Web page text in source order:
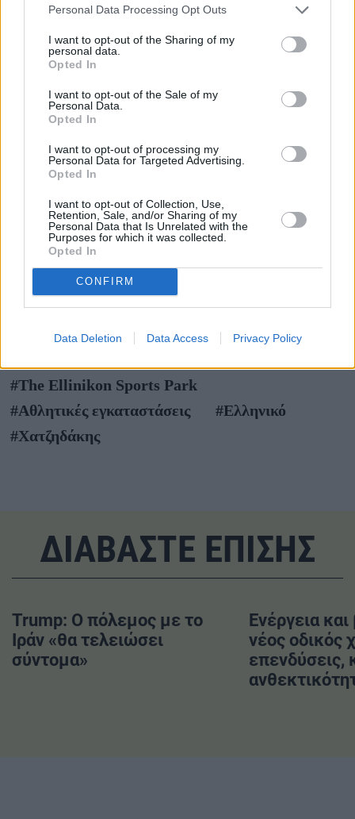
Personal Data Processing Opt Outs
I want to opt-out of the Sharing of my
personal data.
Opted In
I want to opt-out of the Sale of my
Personal Data.
Opted In
I want to opt-out of processing my
Personal Data for Targeted Advertising.
Opted In
I want to opt-out of Collection, Use,
Retention, Sale, and/or Sharing of my
Personal Data that Is Unrelated with the
Purposes for which it was collected.
Opted In
CONFIRM
Data Deletion Data Access Privacy Policy
Υπερκαλύπτεται η έκδοση της Lamda Development για το
επταετές ομόλογο των 350 εκατ. ευρώ
LAMDA Development: Νέο ομολογιακό έως 350 εκατ.
ευρώ – Στόχος η αναχρηματοδότηση του δανείου του
Σ. Ηλιοπούλου: Μοντέλο βιώσιμης πόλης και «απάντηση»
στην κλιματική κρίση το Μητροπολιτικό Πάρκο
Ελληνικού
#The Ellinikon Sports Park
#Αθλητικές εγκαταστάσεις
#Ελληνικό
#Χατζηδάκης
ΔΙΑΒΑΣΤΕ ΕΠΙΣΗΣ
Trump: Ο πόλεμος με το
Ιράν «θα τελειώσει
σύντομα»
Ενέργεια
νέος οδικός
επενδύσεις,